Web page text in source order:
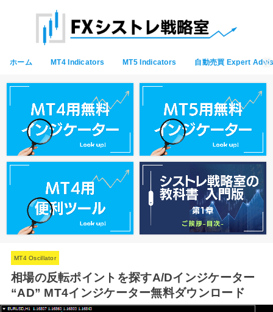
ホーム MT4 Indicators MT5 Indicators 自動売買 Expert
MT4 Oscillator
相場の反転ポイントを探すA/Dインジケーター
“AD” MT4インジケーター無料ダウンロード